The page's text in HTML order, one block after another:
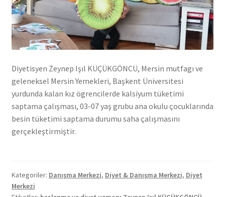
Diyetisyen Zeynep Işıl KÜÇÜKGÖNCÜ, Mersin mutfagı ve
geleneksel Mersin Yemekleri, Başkent Üniversitesi
yurdunda kalan kız ögrencilerde kalsiyum tüketimi
saptama çalışması, 03-07 yaş grubu ana okulu çocuklarında
besin tüketimi saptama durumu saha çalışmasını
gerçekleştirmiştir.
Kategoriler: Danışma Merkezi, Diyet & Danışma Merkezi, Diyet
Merkezi